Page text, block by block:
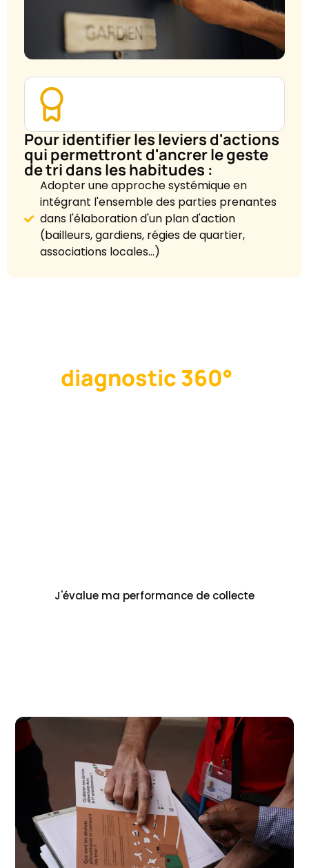
Pour identifier les leviers d'actions
qui permettront d'ancrer le geste
de tri dans les habitudes :
Adopter une approche systémique en
intégrant l'ensemble des parties prenantes
dans l'élaboration d'un plan d'action
(bailleurs, gardiens, régies de quartier,
associations locales…)
diagnostic 360°
📢 Pour les collectivités qui souhaitent
J'évalue ma performance de collecte